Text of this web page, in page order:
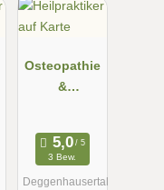
Osteopathie
&
Höhrenz
3 Bew.
Deggenhausertal